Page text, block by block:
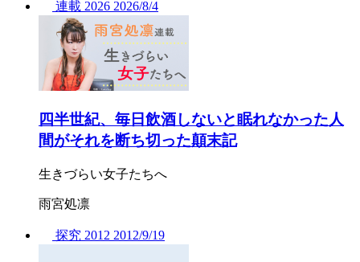
連載 2026 2026/8/4
四半世紀、毎日飲酒しないと眠れなかった人
間がそれを断ち切った顛末記
生きづらい女子たちへ
雨宮処凛
探究 2012 2012/9/19